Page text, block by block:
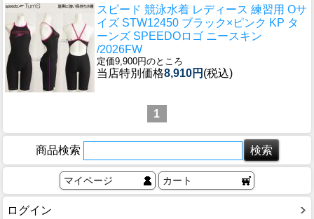
スピード 競泳水着 レディース 練習用 Oサ
イズ STW12450 ブラック×ピンク KP タ
ーンズ SPEEDOロゴ ニースキン
/2026FW
定価9,900円のところ
当店特別価格8,910円 (税込)
1
商品検索
マイページ カート
ログイン